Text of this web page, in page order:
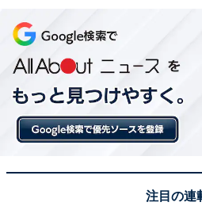
ら届く新鮮な野菜やお米が人気
を使った五平餅や地域の食材を
力的。自然の中で育まれた素朴
く、愛知の里山の恵みを体験で
れています。
回答者からは「豊田市産の豚肉
県）、「幻の米と言われるみね
注目の連